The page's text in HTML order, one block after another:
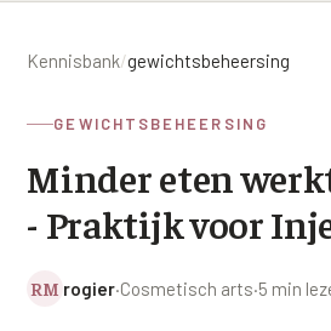
Voorhoofdsrimpels
Fronsrimpel
Wenkbrauwen
Kraaienpootjes
Botox / anti-rimpel
Azzalure
Profielen
VEROUDERING
Prijzen
Contact
Kennisbank/gewichtsbeheersing
GEWICHTSBEHEERSING
Minder eten
- Praktijk voor
RM rogier·Cosmetisch arts·5 min